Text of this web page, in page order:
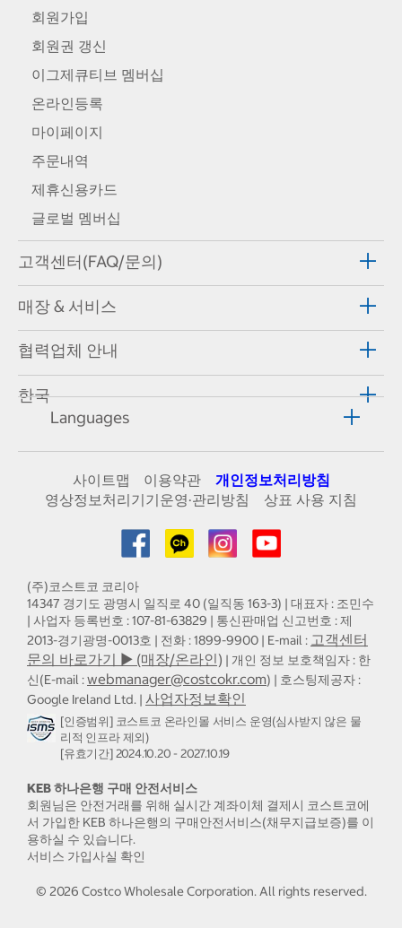
회원가입
회원권 갱신
이그제큐티브 멤버십
온라인등록
마이페이지
주문내역
제휴신용카드
글로벌 멤버십
고객센터(FAQ/문의)
매장 & 서비스
협력업체 안내
한국
Languages
사이트맵 이용약관
개인정보처리방침
영상정보처리기기운영·관리방침
상표 사용 지침
(주)코스트코 코리아
14347 경기도 광명시 일직로 40 (일직동 163-3) | 대표자 : 조민수
| 사업자 등록번호 : 107-81-63829 | 통신판매업 신고번호 : 제
2013-경기광명-0013호 | 전화 : 1899-9900 | E-mail : 고객센터
문의 바로가기 ▶ (매장/온라인) | 개인 정보 보호책임자 : 한
신(E-mail :webmanager@costcokr.com) | 호스팅제공자 :
Google Ireland Ltd. | 사업자정보확인
[인증범위] 코스트코 온라인몰 서비스 운영(심사받지 않은 물
리적 인프라 제외)
[유효기간] 2024.10.20 - 2027.10.19
KEB 하나은행 구매 안전서비스
회원님은 안전거래를 위해 실시간 계좌이체 결제시 코스트코에
서 가입한 KEB 하나은행의 구매안전서비스(채무지급보증)를 이
용하실 수 있습니다.
서비스 가입사실 확인
© 2026 Costco Wholesale Corporation.All rights reserved.